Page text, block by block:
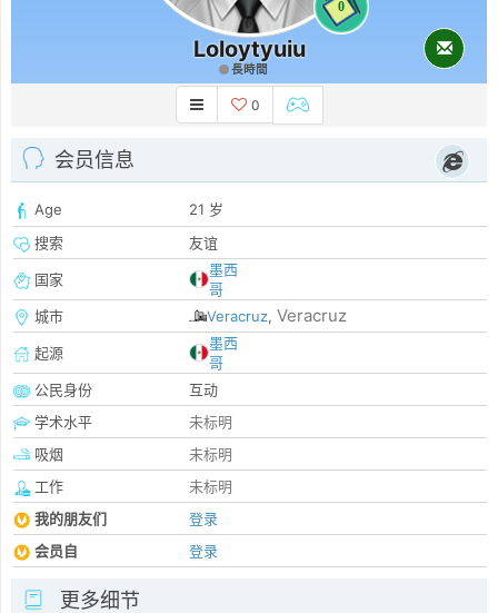
0
Loloytyuiu
長時間
0
会员信息
Age
21 岁
搜索
友谊
国家
墨西
哥
城市
Veracruz, Veracruz
起源
墨西
哥
公民身份
互动
学术水平
未标明
吸烟
未标明
工作
未标明
我的朋友们
登录
会员自
登录
更多细节